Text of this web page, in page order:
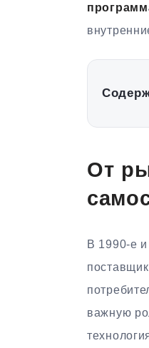
От
В 1990-е
важную